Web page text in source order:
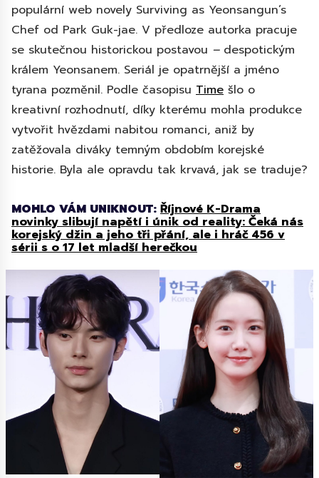
populární web novely Surviving as Yeonsangun’s
Chef od Park Guk-jae. V předloze autorka pracuje
se skutečnou historickou postavou –despotickým
králem Yeonsanem. Seriál je opatrnější a jméno
tyrana pozměnil. Podle časopisu Time šlo o
kreativní rozhodnutí, díky kterému mohla produkce
vytvořit hvězdami nabitou romanci, aniž by
zatěžovala diváky temným obdobím korejské
historie. Byla ale opravdu tak krvavá, jak se traduje?
MOHLO VÁM UNIKNOUT: Říjnové K-Drama
novinky slibují napětí i únik od reality: Čeká nás
korejský džin a jeho tři přání, ale i hráč 456 v
sérii s o 17 let mladší herečkou